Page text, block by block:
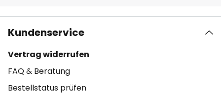
Kundenservice
Vertrag widerrufen
FAQ & Beratung
Bestellstatus prüfen